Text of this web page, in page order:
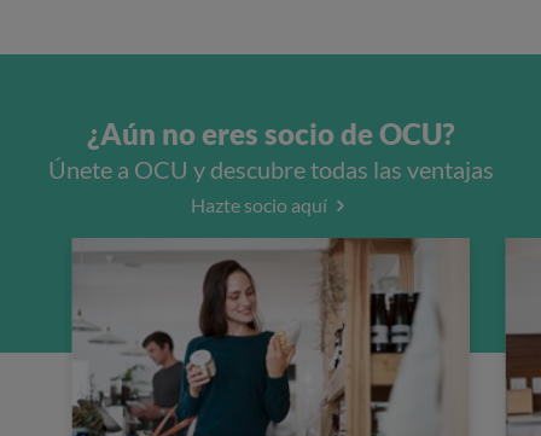
¿Aún no eres socio de OCU?
Únete a OCU y descubre todas las ventajas
Hazte socio aquí